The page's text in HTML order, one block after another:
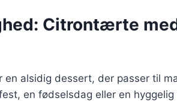
Citrontærte
alsidig dessert, der passer til
en fødselsdag eller en hyggelig